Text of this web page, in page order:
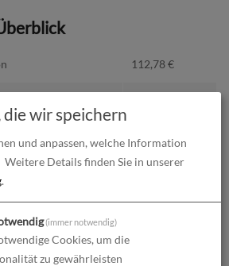
112,78€
112,78€
wir speichern
und anpassen, welche Information
Weitere Details finden Sie in unserer
.
(immer notwendig)
Cookies, um die
zu gewährleisten